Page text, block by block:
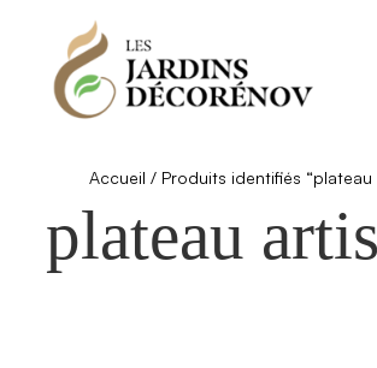
contenu
Accueil / Produits identifiés “plateau
plateau